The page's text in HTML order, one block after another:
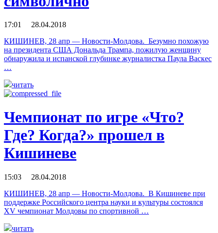
17:01 28.04.2018
КИШИНЕВ, 28 апр — Новости-Молдова. Безумно похожую
на президента США Дональда Трампа, пожилую женщину
обнаружила и испанской глубинке журналистка Паула Васкес
…
читать
Чемпионат по игре «Что?
Где? Когда?» прошел в
Кишиневе
15:03 28.04.2018
КИШИНЕВ, 28 апр — Новости-Молдова. В Кишиневе при
поддержке Российского центра науки и культуры состоялся
XV чемпионат Молдовы по спортивной …
читать